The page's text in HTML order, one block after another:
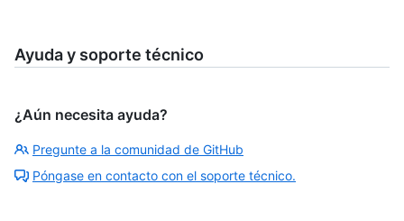
Ayuda y soporte técnico
¿Aún necesita ayuda?
Pregunte a la comunidad de GitHub
Póngase en contacto con el soporte técnico.